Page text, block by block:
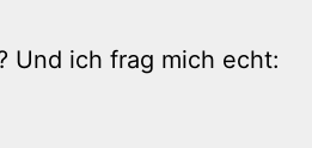
Und ich frag mich echt: